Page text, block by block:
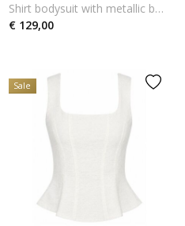
Shirt bodysuit with metallic buttons
€ 129,00
Sale